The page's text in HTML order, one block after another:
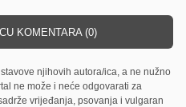
KOMENTARA (0)
njihovih autora/ica, a ne nužno
ne može i neće odgovarati za
vrijeđanja, psovanja i vulgaran